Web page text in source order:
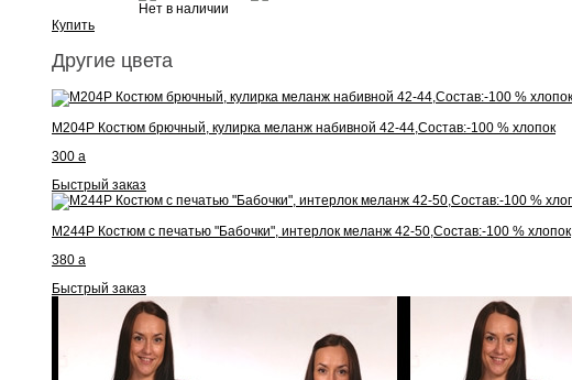
Нет в наличии
Купить
Другие цвета
М204Р Костюм брючный, кулирка меланж набивной 42-44,Состав:-100 % хлопок
300 a
Быстрый заказ
М244Р Костюм с печатью "Бабочки", интерлок меланж 42-50,Состав:-100 % хлопок
380 a
Быстрый заказ